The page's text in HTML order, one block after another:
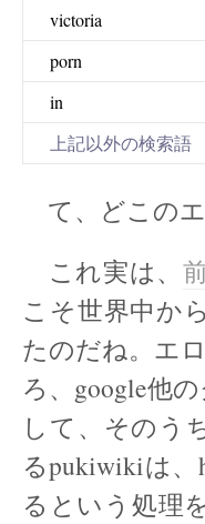
victoria
porn
in
上記以外の検索語
て、どこの
これ実は、
こそ世界中か
たのだね。エ
ろ、google他
して、そのう
るpukiwikiは
るという処理